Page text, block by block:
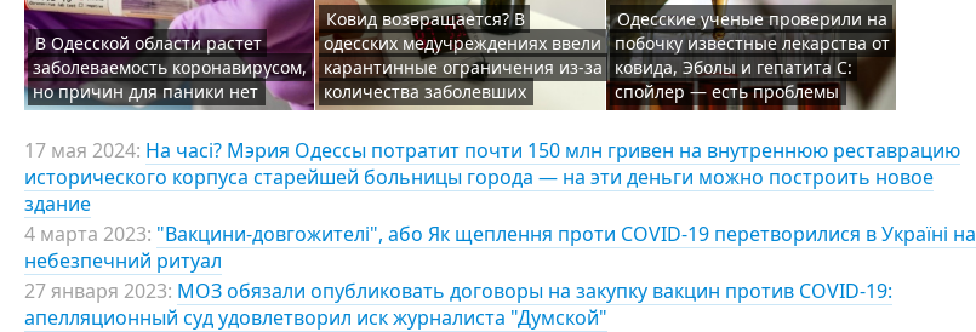
В Одесской области растет
заболеваемость коронавирусом,
но причин для паники нет
Ковид возвращается? В
одесских медучреждениях ввели
карантинные ограничения из-за
количества заболевших
Одесские ученые проверили на
побочку известные лекарства от
ковида, Эболы и гепатита С:
спойлер — есть проблемы
17 мая 2024: На часі? Мэрия Одессы потратит почти 150 млн гривен на внутреннюю реставрацию
исторического корпуса старейшей больницы города — на эти деньги можно построить новое
здание
4 марта 2023: "Вакцини-довгожителі", або Як щеплення проти COVID-19 перетворилися в Україні на
небезпечний ритуал
27 января 2023: МОЗ обязали опубликовать договоры на закупку вакцин против COVID-19:
апелляционный суд удовлетворил иск журналиста "Думской"